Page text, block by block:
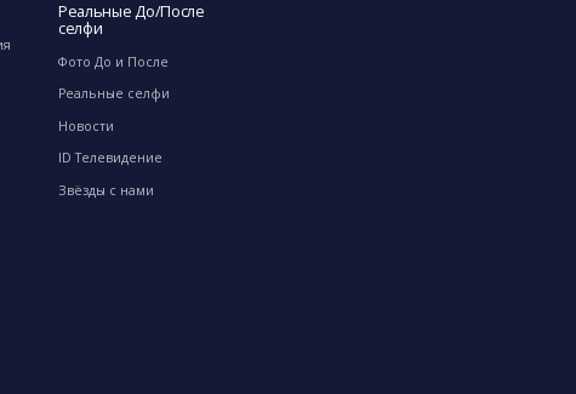
Реальные До/После
селфи
Фото До и После
Реальные селфи
Новости
ID Телевидение
Звёзды с нами